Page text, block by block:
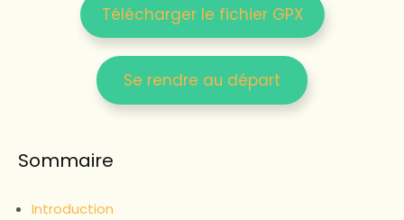
Télécharger le fichier GPX
Se rendre au départ
Sommaire
Introduction